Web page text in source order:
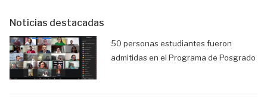
Noticias destacadas
50 personas estudiantes fueron
admitidas en el Programa de Posgrado